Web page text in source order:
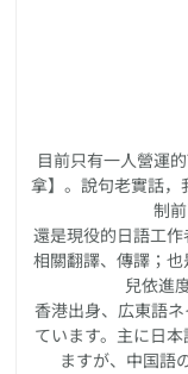
目前只有一人營運
拿】。說句老實話
制
還是現役的日語工
相關翻譯、傳譯；
兒依進
香港出身、広東語
ています。主に日
ますが、中国語